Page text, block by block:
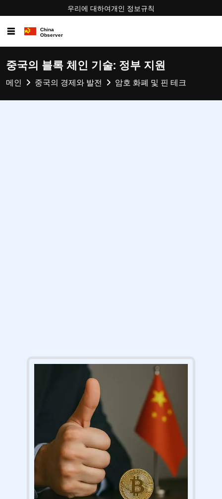
우리에 대하여개인 정보규칙
☰
중국의 블록 체인 기술: 정부 지원
메인 중국의 경제와 발전 암호 화폐 및 핀 테크